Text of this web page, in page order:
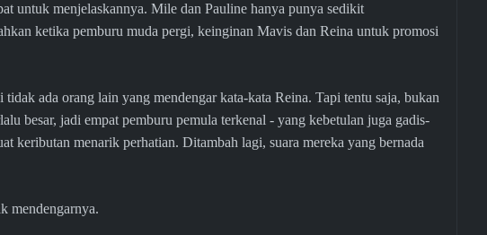
untuk menjelaskannya. Mile dan Pauline hanya punya sedikit
ketika pemburu muda pergi, keinginan Mavis dan Reina untuk promosi
tidak ada orang lain yang mendengar kata-kata Reina. Tapi tentu saja, bukan
besar, jadi empat pemburu pemula terkenal - yang kebetulan juga gadis-
keributan menarik perhatian. Ditambah lagi, suara mereka yang bernada
mendengarnya.